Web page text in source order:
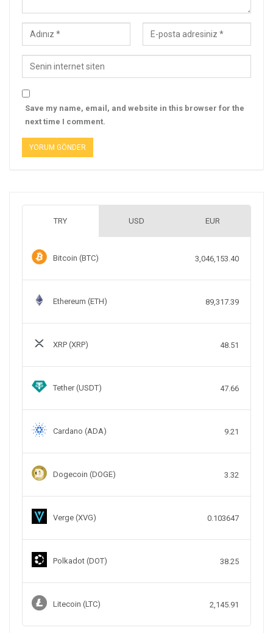
Save my name, email, and website in this browser for the
next time I comment.
TRY USD EUR
Bitcoin (BTC) 3,046,153.40
Ethereum (ETH) 89,317.39
XRP (XRP) 48.51
Tether (USDT) 47.66
Cardano (ADA) 9.21
Dogecoin (DOGE) 3.32
Verge (XVG) 0.103647
Polkadot (DOT) 38.25
Litecoin (LTC) 2,145.91